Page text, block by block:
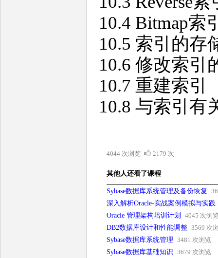
10.4 Bitmap索
10.5 索引的存
10.6 修改索引
10.7 重建索引
10.8 与索引有
4044 次浏览 2179 次
其他人还看了课程
Sybase数据库系统管理及备份恢复
深入解析Oracle-实战案例模拟与实践
Oracle 管理架构培训计划
4045 次浏
DB2数据库设计和性能调整 3569 次
Sybase数据库系统管理 3481 次浏览
Sybase数据库基础知识 3679 次浏览